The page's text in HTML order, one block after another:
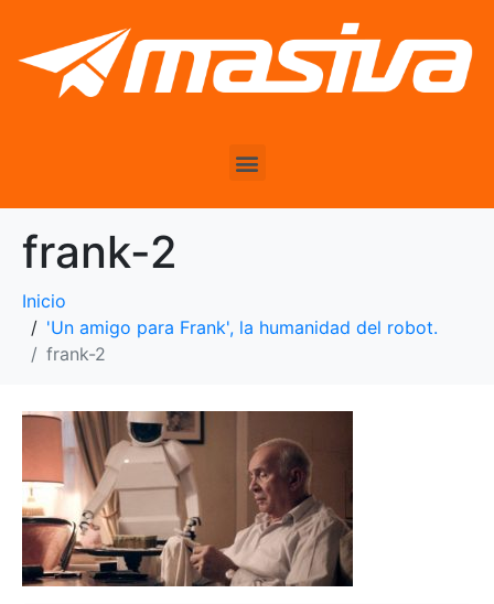
frank-2
Inicio
'Un amigo para Frank', la humanidad del robot.
frank-2